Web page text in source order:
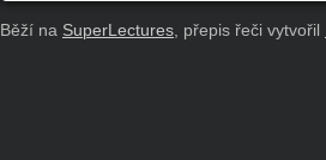
Běží na SuperLectures, přepis řeči vytvořil